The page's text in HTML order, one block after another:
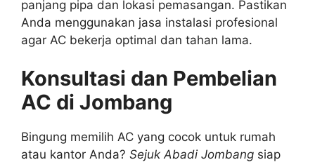
panjang pipa dan lokasi pemasangan. Pastikan
Anda menggunakan jasa instalasi profesional
agar AC bekerja optimal dan tahan lama.
Konsultasi dan Pembelian
AC di Jombang
Bingung memilih AC yang cocok untuk rumah
atau kantor Anda? Sejuk Abadi Jombang siap